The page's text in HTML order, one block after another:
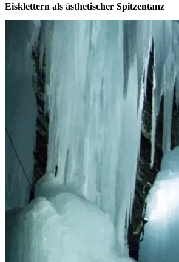
Eisklettern als ästhetischer Spitzentanz